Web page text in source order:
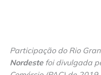
Participação do Rio
Nordestefoi divulgada